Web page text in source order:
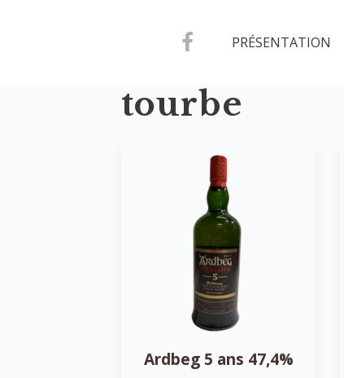
PRÉSENTATION
tourbe
Ardbeg 5 ans 47,4%